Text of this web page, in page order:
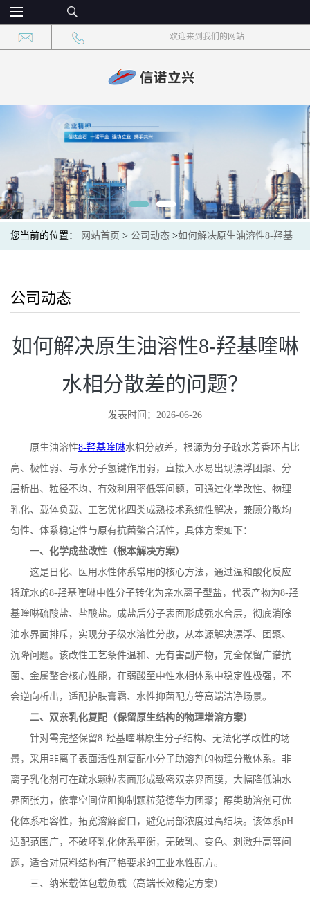
欢迎来到我们的网站
您当前的位置： 网站首页 > 公司动态 >如何解决原生油溶性8-羟基
公司动态
如何解决原生油溶性8-羟基喹啉
水相分散差的问题？
发表时间：2026-06-26
原生油溶性8-羟基喹啉水相分散差，根源为分子疏水芳香环占比
高、极性弱、与水分子氢键作用弱，直接入水易出现漂浮团聚、分
层析出、粒径不均、有效利用率低等问题，可通过化学改性、物理
乳化、载体负载、工艺优化四类成熟技术系统性解决，兼顾分散均
匀性、体系稳定性与原有抗菌螯合活性，具体方案如下：
一、化学成盐改性（根本解决方案）
这是日化、医用水性体系常用的核心方法，通过温和酸化反应
将疏水的8-羟基喹啉中性分子转化为亲水离子型盐，代表产物为8-羟
基喹啉硫酸盐、盐酸盐。成盐后分子表面形成强水合层，彻底消除
油水界面排斥，实现分子级水溶性分散，从本源解决漂浮、团聚、
沉降问题。该改性工艺条件温和、无有害副产物，完全保留广谱抗
菌、金属螯合核心性能，在弱酸至中性水相体系中稳定性极强，不
会逆向析出，适配护肤膏霜、水性抑菌配方等高端洁净场景。
二、双亲乳化复配（保留原生结构的物理增溶方案）
针对需完整保留8-羟基喹啉原生分子结构、无法化学改性的场
景，采用非离子表面活性剂复配小分子助溶剂的物理分散体系。非
离子乳化剂可在疏水颗粒表面形成致密双亲界面膜，大幅降低油水
界面张力，依靠空间位阻抑制颗粒范德华力团聚；醇类助溶剂可优
化体系相容性，拓宽溶解窗口，避免局部浓度过高结块。该体系pH
适配范围广，不破坏乳化体系平衡，无破乳、变色、刺激升高等问
题，适合对原料结构有严格要求的工业水性配方。
三、纳米载体包载负载（高端长效稳定方案）